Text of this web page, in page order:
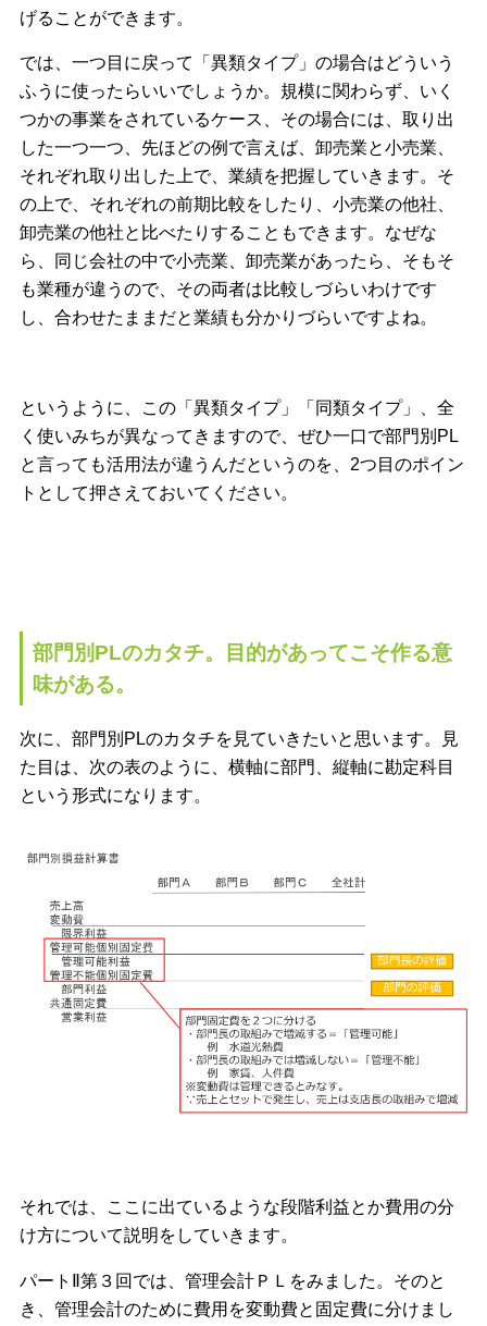
げることができます。
では、一つ目に戻って「異類タイプ」の場合はどういう
ふうに使ったらいいでしょうか。規模に関わらず、いく
つかの事業をされているケース、その場合には、取り出
した一つ一つ、先ほどの例で言えば、卸売業と小売業、
それぞれ取り出した上で、業績を把握していきます。そ
の上で、それぞれの前期比較をしたり、小売業の他社、
卸売業の他社と比べたりすることもできます。なぜな
ら、同じ会社の中で小売業、卸売業があったら、そもそ
も業種が違うので、その両者は比較しづらいわけです
し、合わせたままだと業績も分かりづらいですよね。
というように、この「異類タイプ」「同類タイプ」、全
く使いみちが異なってきますので、ぜひ一口で部門別PL
と言っても活用法が違うんだというのを、2つ目のポイン
トとして押さえておいてください。
部門別PLのカタチ。目的があってこそ作る意
味がある。
次に、部門別PLのカタチを見ていきたいと思います。見
た目は、次の表のように、横軸に部門、縦軸に勘定科目
という形式になります。
それでは、ここに出ているような段階利益とか費用の分
け方について説明をしていきます。
パートⅡ第３回では、管理会計ＰＬをみました。そのと
き、管理会計のために費用を変動費と固定費に分けまし